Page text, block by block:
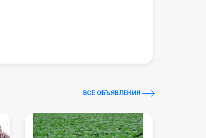
ВСЕ ОБЪЯВЛЕНИЯ